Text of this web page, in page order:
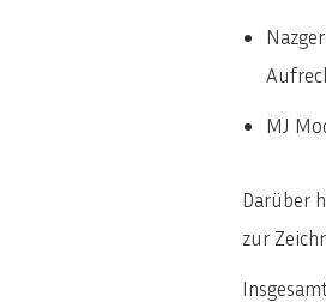
MJ
Darüber
zur